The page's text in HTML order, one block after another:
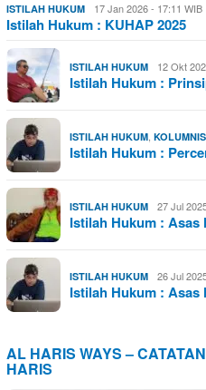
ISTILAH HUKUM 17 Jan 2026 - 17:11 WIB
Istilah Hukum : KUHAP 2025
ISTILAH HUKUM 12 Okt
Istilah Hukum :
ISTILAH HUKUM, KOLUMNIS
Istilah Hukum :
ISTILAH HUKUM 27 Jul
Istilah Hukum : Asas
ISTILAH HUKUM 26 Jul
Istilah Hukum : Asas
AL HARIS WAYS –
HARIS